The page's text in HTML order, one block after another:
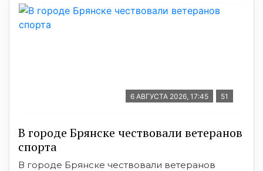
6 АВГУСТА 2026, 17:45 51
В городе Брянске чествовали ветеранов
спорта
В городе Брянске чествовали ветеранов